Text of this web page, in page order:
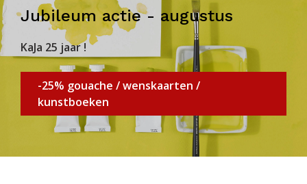
Jubileum actie - augustus
KaJa 25 jaar !
-25% gouache / wenskaarten /
kunstboeken